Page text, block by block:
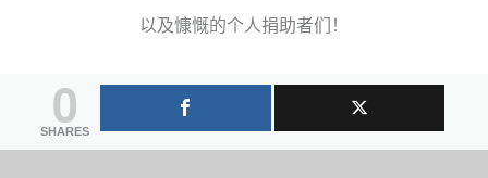
以及慷慨的个人捐助者们！
0
SHARES